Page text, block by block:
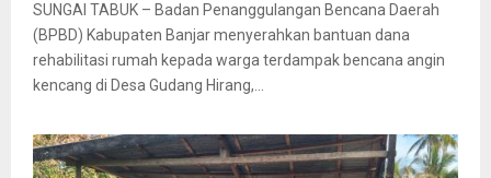
SUNGAI TABUK – Badan Penanggulangan Bencana Daerah
(BPBD) Kabupaten Banjar menyerahkan bantuan dana
rehabilitasi rumah kepada warga terdampak bencana angin
kencang di Desa Gudang Hirang,...